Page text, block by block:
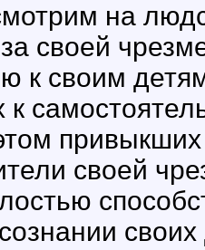
на
своей
к своим
к
своей